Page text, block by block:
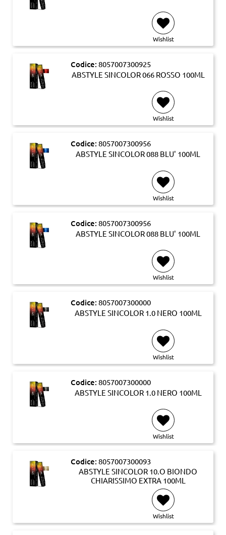
Wishlist
Codice: 8057007300925
ABSTYLE SINCOLOR 066 ROSSO 100ML
Wishlist
Codice: 8057007300956
ABSTYLE SINCOLOR 088 BLU' 100ML
Wishlist
Codice: 8057007300956
ABSTYLE SINCOLOR 088 BLU' 100ML
Wishlist
Codice: 8057007300000
ABSTYLE SINCOLOR 1.0 NERO 100ML
Wishlist
Codice: 8057007300000
ABSTYLE SINCOLOR 1.0 NERO 100ML
Wishlist
Codice: 8057007300093
ABSTYLE SINCOLOR 10.O BIONDO
CHIARISSIMO EXTRA 100ML
Wishlist